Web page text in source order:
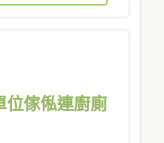
位傢俬連廚廁